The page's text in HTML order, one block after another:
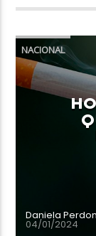
NACIONAL
Daniela
04/01/2024